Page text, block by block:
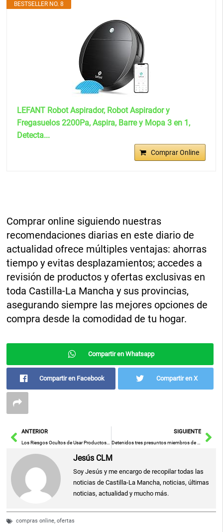
BESTSELLER NO. 8
LEFANT Robot Aspirador, Robot Aspirador y
Fregasuelos 2200Pa, Aspira, Barre y Mopa 3 en 1,
Detecta...
Comprar Online
Comprar online siguiendo nuestras
recomendaciones diarias en este diario de
actualidad ofrece múltiples ventajas: ahorras
tiempo y evitas desplazamientos; accedes a
revisión de productos y ofertas exclusivas en
toda Castilla-La Mancha y sus provincias,
asegurando siempre las mejores opciones de
compra desde la comodidad de tu hogar.
Compartir en Whatsapp
Compartir en Facebook Compartir en X
AntANTERIOR
Los Riesgos Ocultos de Usar Productos Incorrectos al Limpiar tu Horno
SIGUIENTE
Detenidos tres presuntos miembros de una organización dedicada al robo de sucursales bancarias en España
Jesús CLM
Soy Jesús y me encargo de recopilar todas las
noticias de Castilla-La Mancha, noticias, últimas
noticias, actualidad y mucho más.
compras online,ofertas